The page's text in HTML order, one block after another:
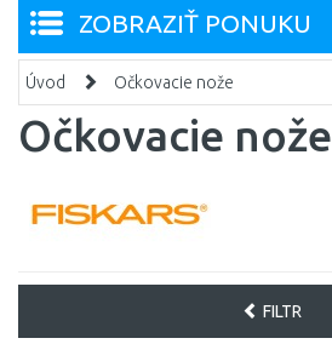
ZOBRAZIŤ PONUKU
Úvod Očkovacie nože
Očkovacie nože
FILTR